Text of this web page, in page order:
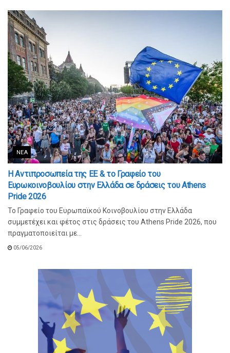
ΝΈΑ
Η Αντιπροσωπεία της ΕΕ & το Γραφείο του
Ευρωκοινοβουλίου στην Ελλάδα σε δράσεις του Athens
Pride 2026
Το Γραφείο του Ευρωπαϊκού Κοινοβουλίου στην Ελλάδα
συμμετέχει και φέτος στις δράσεις του Athens Pride 2026, που
πραγματοποιείται με...
05/06/2026